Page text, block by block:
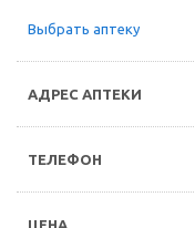
Выбрать аптеку